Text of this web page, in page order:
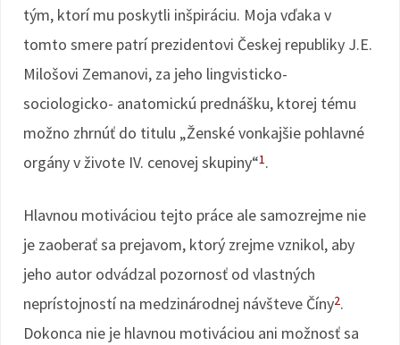
tým, ktorí mu poskytli inšpiráciu. Moja vďaka v
tomto smere patrí prezidentovi Českej republiky J.E.
Milošovi Zemanovi, za jeho lingvisticko-
sociologicko- anatomickú prednášku, ktorej tému
možno zhrnúť do titulu „Ženské vonkajšie pohlavné
orgány v živote IV. cenovej skupiny“1.
Hlavnou motiváciou tejto práce ale samozrejme nie
je zaoberať sa prejavom, ktorý zrejme vznikol, aby
jeho autor odvádzal pozornosť od vlastných
neprístojností na medzinárodnej návšteve Číny2.
Dokonca nie je hlavnou motiváciou ani možnosť sa